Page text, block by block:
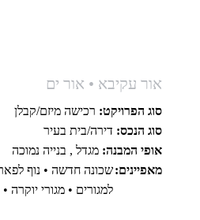
אור עקיבא • אור ים
סוג הפרויקט: רכישה מיזם/קבלן
סוג הנכס: דירה/בית בעיר
אופי המבנה: מגדל , בנייה נמוכה
מאפיינים:שכונה חדשה • נוף
למגורים • מגורי יוקרה